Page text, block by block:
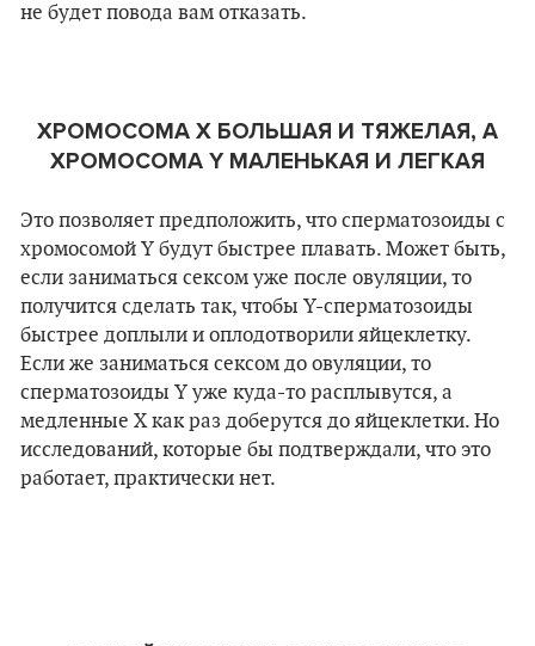
не будет повода вам отказать.
ХРОМОСОМА X БОЛЬШАЯ И ТЯЖЕЛАЯ, А
ХРОМОСОМА Y МАЛЕНЬКАЯ И ЛЕГКАЯ
Это позволяет предположить, что сперматозоиды с
хромосомой Y будут быстрее плавать. Может быть,
если заниматься сексом уже после овуляции, то
получится сделать так, чтобы Y-сперматозоиды
быстрее доплыли и оплодотворили яйцеклетку.
Если же заниматься сексом до овуляции, то
сперматозоиды Y уже куда-то расплывутся, а
медленные X как раз доберутся до яйцеклетки. Но
исследований, которые бы подтверждали, что это
работает, практически нет.